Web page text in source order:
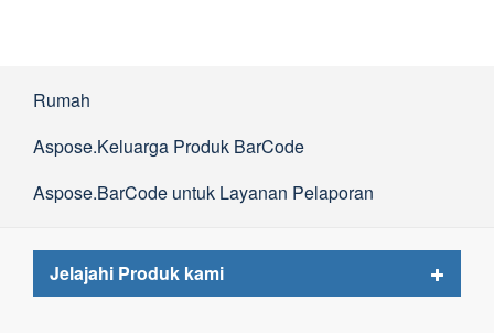
Rumah
Aspose.Keluarga Produk BarCode
Aspose.BarCode untuk Layanan Pelaporan
Jelajahi Produk kami
Toggle